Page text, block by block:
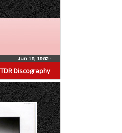
TDR Discography
Jun 18, 1982•